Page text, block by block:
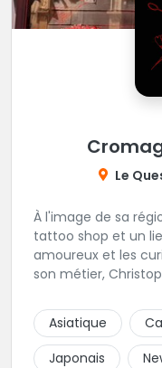
Le
À l'image de sa
tattoo shop et un
amoureux et les
son métier,
Asiatique
Japonais